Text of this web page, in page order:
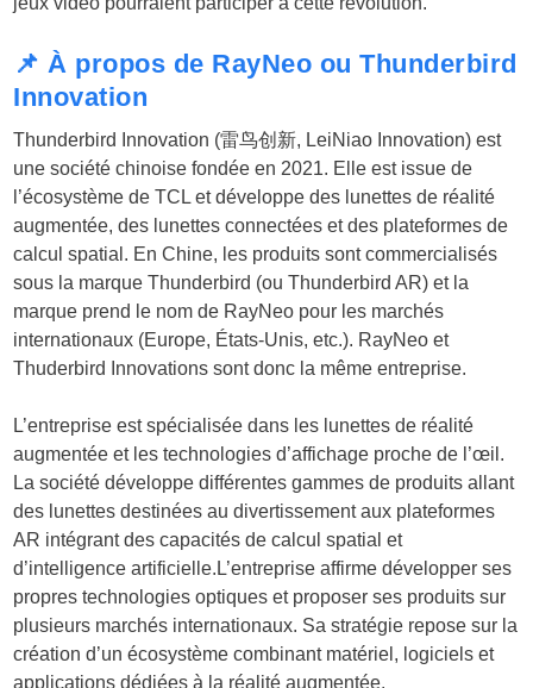
📌 À propos de RayNeo ou Thunderbird
Innovation
Thunderbird Innovation (雷鸟创新, LeiNiao Innovation) est
une société chinoise fondée en 2021. Elle est issue de
l’écosystème de TCL et développe des lunettes de réalité
augmentée, des lunettes connectées et des plateformes de
calcul spatial. En Chine, les produits sont commercialisés
sous la marque Thunderbird (ou Thunderbird AR) et la
marque prend le nom de RayNeo pour les marchés
internationaux (Europe, États-Unis, etc.). RayNeo et
Thuderbird Innovations sont donc la même entreprise.
L’entreprise est spécialisée dans les lunettes de réalité
augmentée et les technologies d’affichage proche de l’œil.
La société développe différentes gammes de produits allant
des lunettes destinées au divertissement aux plateformes
AR intégrant des capacités de calcul spatial et
d’intelligence artificielle.L’entreprise affirme développer ses
propres technologies optiques et proposer ses produits sur
plusieurs marchés internationaux. Sa stratégie repose sur la
création d’un écosystème combinant matériel, logiciels et
applications dédiées à la réalité augmentée.